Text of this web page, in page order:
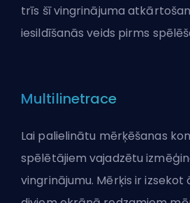
trīs šī vingrinājuma
iesildīšanās veids pirms
Multilinetrace
Lai palielinātu mērķēšanas
spēlētājiem vajadzētu
vingrinājumu. Mērķis ir